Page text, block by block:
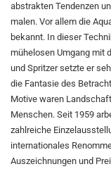
abstrakten Tendenzen
malen. Vor allem die
bekannt. In dieser
mühelosen Umgang mit
und Spritzer setzte er
die Fantasie des
Motive waren
Menschen. Seit 1959
zahlreiche
internationales
Auszeichnungen und